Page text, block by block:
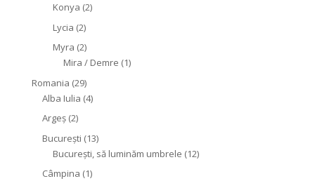
Konya (2)
Lycia (2)
Myra (2)
Mira / Demre (1)
Romania (29)
Alba Iulia (4)
Argeș(2)
București (13)
București, să luminăm umbrele (12)
Câmpina (1)